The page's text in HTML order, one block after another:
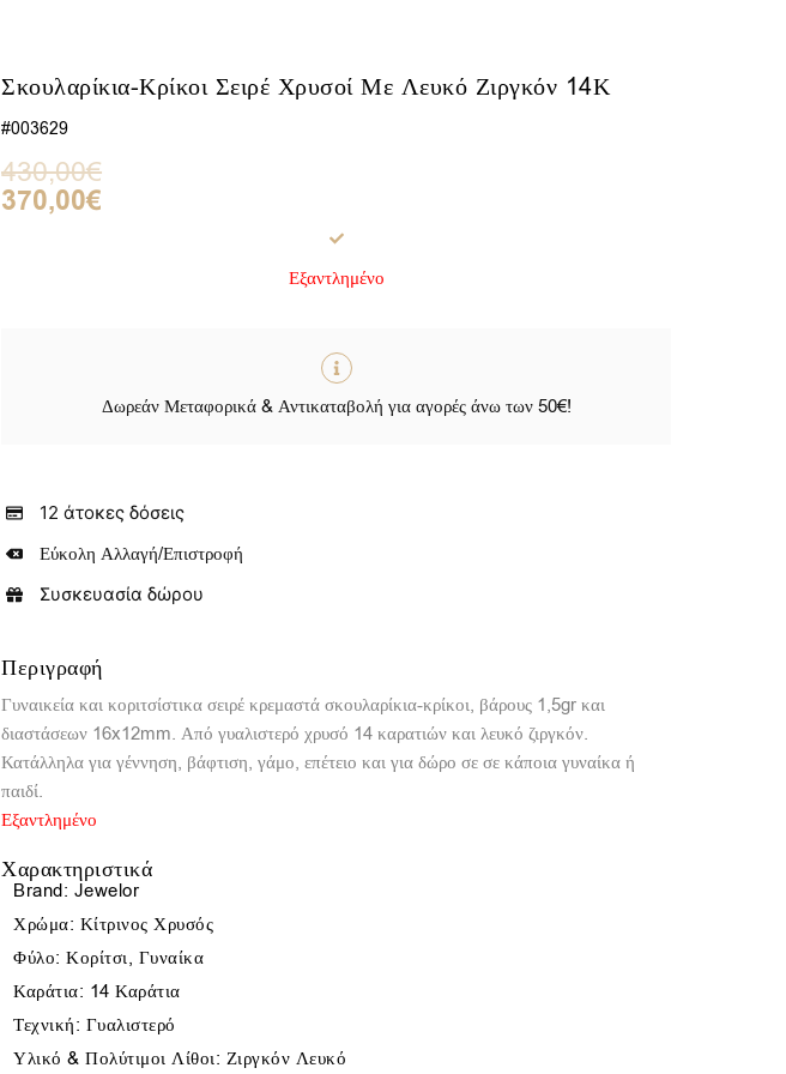
Σκουλαρίκια-Κρίκοι Σειρέ Χρυσοί Με Λευκό Ζιργκόν 14Κ
#003629
430,00€Original
370,00€
Η
Εξαντλημένο
Δωρεάν Μεταφορικά & Αντικαταβολή για αγορές άνω των 50€!
12 άτοκες δόσεις
Εύκολη Αλλαγή/Επιστροφή
Συσκευασία δώρου
Περιγραφή
Γυναικεία και κοριτσίστικα σειρέ κρεμαστά σκουλαρίκια-κρίκοι, βάρους 1,5gr και
διαστάσεων 16x12mm. Από γυαλιστερό χρυσό 14 καρατιών και λευκό ζιργκόν.
Κατάλληλα για γέννηση, βάφτιση, γάμο, επέτειο και για δώρο σε σε κάποια γυναίκα ή
παιδί.
Εξαντλημένο
Χαρακτηριστικά
Brand: Jewelor
Χρώμα: Κίτρινος Χρυσός
Φύλο: Κορίτσι, Γυναίκα
Καράτια: 14 Καράτια
Τεχνική: Γυαλιστερό
Υλικό & Πολύτιμοι Λίθοι: Ζιργκόν Λευκό